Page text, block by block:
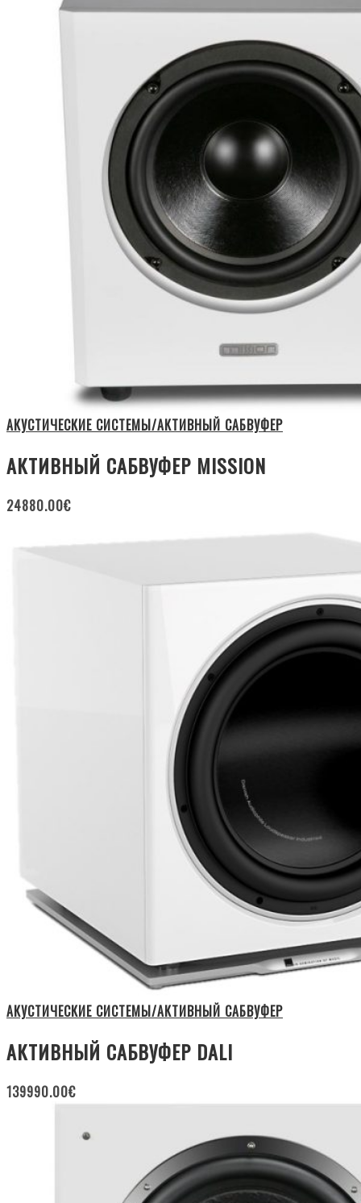
АКУСТИЧЕСКИЕ СИСТЕМЫ/АКТИВНЫЙ САБВУФЕР
АКТИВНЫЙ САБВУФЕР MISSION
24880.00€
АКУСТИЧЕСКИЕ СИСТЕМЫ/АКТИВНЫЙ САБВУФЕР
АКТИВНЫЙ САБВУФЕР DALI
139990.00€